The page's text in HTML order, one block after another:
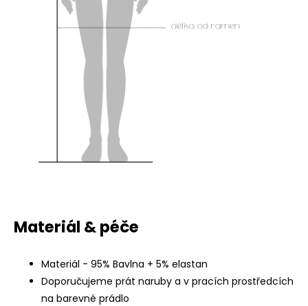
Materiál & péče
Materiál - 95% Bavlna + 5% elastan
Doporučujeme prát naruby a v pracích prostředcích
na barevné prádlo